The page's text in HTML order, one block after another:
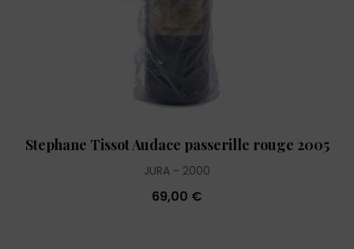
Stephane Tissot Audace passerille rouge 2005
JURA 2000
69,00 €